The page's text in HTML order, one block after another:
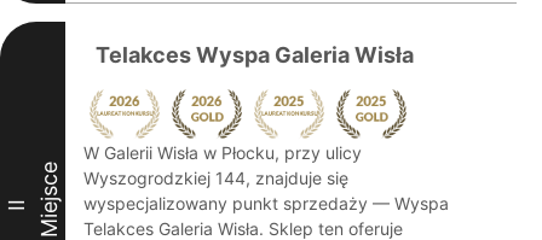
II Miejsce
Telakces Wyspa Galeria Wisła
W Galerii Wisła w Płocku, przy ulicy
Wyszogrodzkiej 144, znajduje się
wyspecjalizowany punkt sprzedaży — Wyspa
Telakces Galeria Wisła. Sklep ten oferuje